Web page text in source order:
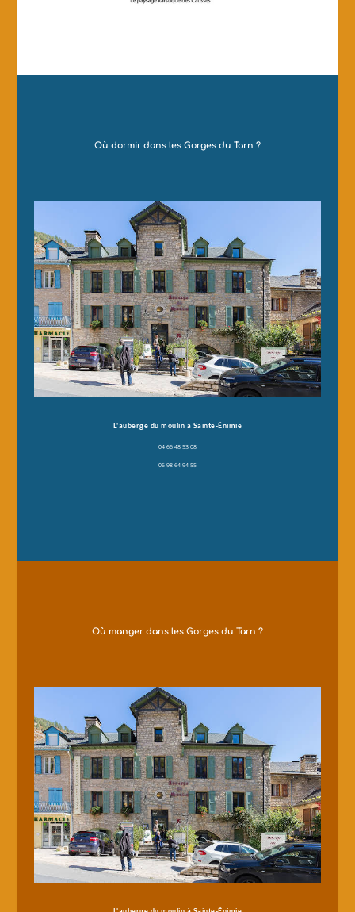
Où dormir dans les Gorges du Tarn ?
L'auberge du moulin à Sainte-Énimie
04 66 48 53 08
06 98 64 94 55
Où manger dans les Gorges du Tarn ?